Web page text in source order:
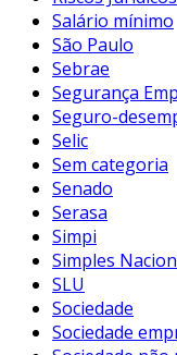
Salário mínimo
São Paulo
Sebrae
Segurança
Seguro-
Selic
Sem categoria
Senado
Serasa
Simpi
Simples
SLU
Sociedade
Sociedade